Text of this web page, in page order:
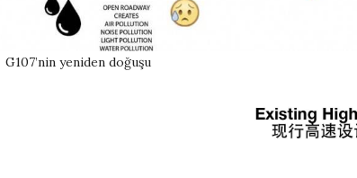
G107’nin yeniden doğuşu